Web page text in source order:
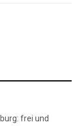
Klostersommer
frei und